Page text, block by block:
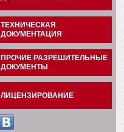
ТЕХНИЧЕСКАЯ
ДОКУМЕНТАЦИЯ
ПРОЧИЕ РАЗРЕШИТЕЛЬНЫЕ
ДОКУМЕНТЫ
ЛИЦЕНЗИРОВАНИЕ